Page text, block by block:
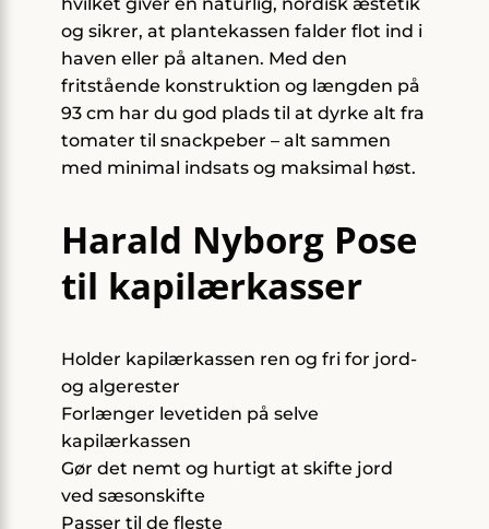
hvilket giver en naturlig, nordisk æstetik
og sikrer, at plantekassen falder flot ind i
haven eller på altanen. Med den
fritstående konstruktion og længden på
93 cm har du god plads til at dyrke alt fra
tomater til snackpeber – alt sammen
med minimal indsats og maksimal høst.
Harald Nyborg Pose
til kapilærkasser
Holder kapilærkassen ren og fri for jord-
og algerester
Forlænger levetiden på selve
kapilærkassen
Gør det nemt og hurtigt at skifte jord
ved sæsonskifte
Passer til de fleste